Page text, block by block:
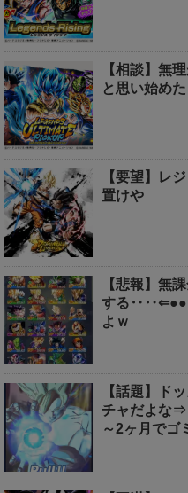
【相談】無
と思い始め
【要望】レ
置けや
【悲報】無
する‥‥⇐●●
よｗ
【話題】ド
チャだよな⇒
～2ヶ月でゴ